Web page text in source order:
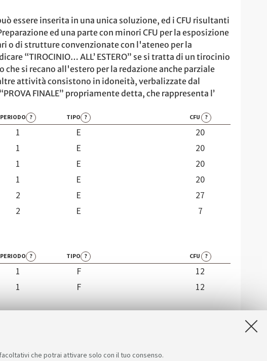
che potrai attivare solo con il tuo consenso.
essere inserita in una unica soluzione, ed i CFU risultanti
ed una parte con minori CFU per la esposizione
o di strutture convenzionate con l'ateneo per la
“TIROCINIO… ALL’ ESTERO” se si tratta di un tirocinio
che si recano all'estero per la redazione anche parziale
attività consistono in idoneità, verbalizzate dal
FINALE” propriamente detta, che rappresenta l’
PERIODO ? TIPO ? CFU ?
1 E
20
1 E
20
1 E
20
1 E
20
2 E
27
2 E 7
PERIODO ? TIPO ? CFU ?
1 F
12
1 F 12